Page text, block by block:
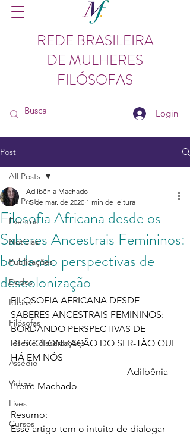
REDE BRASILEIRA
DE MULHERES
FILÓSOFAS
Login
Post
All Posts
Eventos
Notícias
Publicações
Dados
Ideias
Filósofas
Teses e dissertações
Assédio
Vídeos
Lives
Cursos
All Posts
Filosofia Africana desde os
Saberes Ancestrais Femininos:
bordando perspectivas de
descolonização
Adilbênia Machado
15 de mar. de 2020 1 min de leitura
FILOSOFIA AFRICANA DESDE
SABERES ANCESTRAIS FEMININOS:
BORDANDO PERSPECTIVAS DE
DESCOLONIZAÇÃO DO SER-TÃO QUE
HÁ EM NÓS
Freire Machado
Resumo:
Esse artigo tem o intuito de dialogar